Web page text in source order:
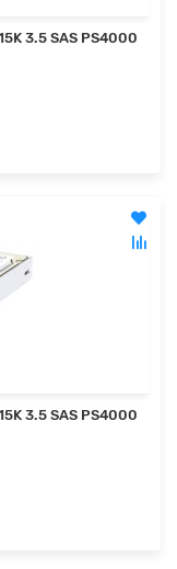
3.5 SAS PS4000
3.5 SAS PS4000